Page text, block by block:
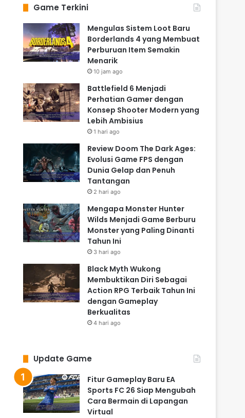
Game Terkini
Mengulas Sistem Loot Baru
Borderlands 4 yang Membuat
Perburuan Item Semakin
Menarik
10 jam ago
Battlefield 6 Menjadi
Perhatian Gamer dengan
Konsep Shooter Modern yang
Lebih Ambisius
1 hari ago
Review Doom The Dark Ages:
Evolusi Game FPS dengan
Dunia Gelap dan Penuh
Tantangan
2 hari ago
Mengapa Monster Hunter
Wilds Menjadi Game Berburu
Monster yang Paling Dinanti
Tahun Ini
3 hari ago
Black Myth Wukong
Membuktikan Diri Sebagai
Action RPG Terbaik Tahun Ini
dengan Gameplay
Berkualitas
4 hari ago
Update Game
Fitur Gameplay Baru EA
Sports FC 26 Siap Mengubah
Cara Bermain di Lapangan
Virtual